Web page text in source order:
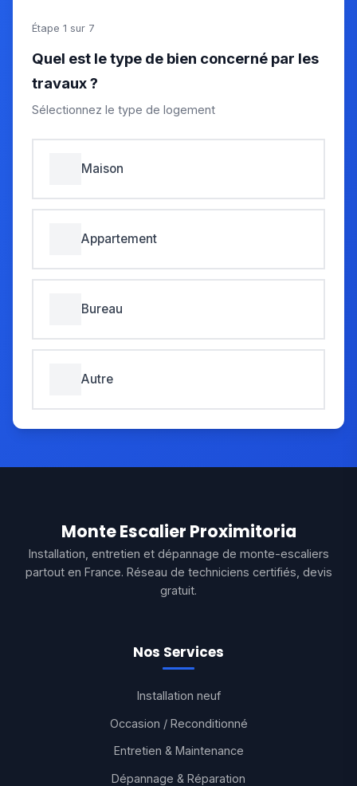
Étape 1 sur 7
Quel est le type de bien concerné par les
travaux ?
Sélectionnez le type de logement
Maison
Appartement
Bureau
Autre
Monte Escalier Proximitoria
Installation, entretien et dépannage de monte-escaliers
partout en France. Réseau de techniciens certifiés, devis
gratuit.
Nos Services
Installation neuf
Occasion / Reconditionné
Entretien & Maintenance
Dépannage & Réparation